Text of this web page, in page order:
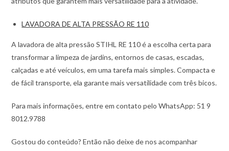
LAVADORA DE ALTA PRESSÃO RE 110
A lavadora de alta pressão STIHL RE 110 é a escolha certa para
transformar a limpeza de jardins, entornos de casas, escadas,
calçadas e até veículos, em uma tarefa mais simples. Compacta e
de fácil transporte, ela garante mais versatilidade com três bicos.
Para mais informações, entre em contato pelo WhatsApp: 51 9
8012.9788
Gostou do conteúdo? Então não deixe de nos acompanhar